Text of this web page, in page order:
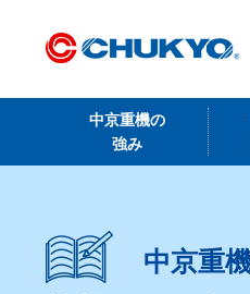
中京重機の
強み
中京重